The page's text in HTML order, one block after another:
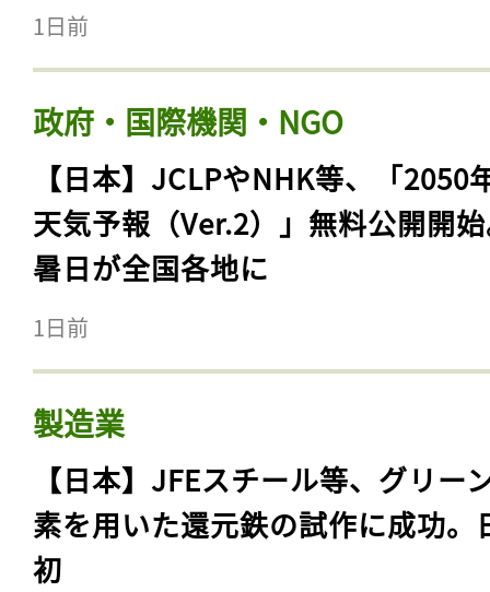
1日前
政府・国際機関・NGO
【日本】JCLPやNHK等、「2050
天気予報（Ver.2）」無料公開開
暑日が全国各地に
1日前
製造業
【日本】JFEスチール等、グリー
素を用いた還元鉄の試作に成功。
初